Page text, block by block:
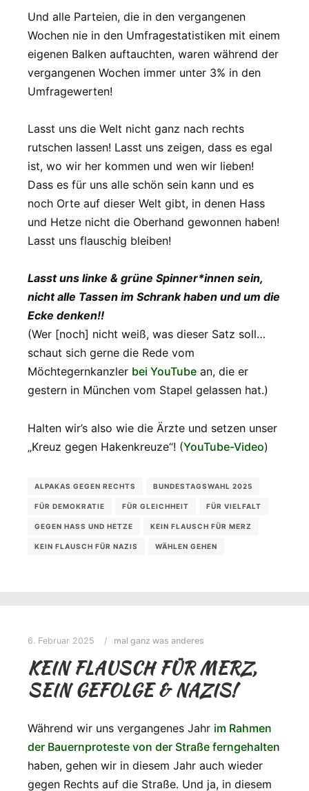
Und alle Parteien, die in den vergangenen
Wochen nie in den Umfragestatistiken mit einem
eigenen Balken auftauchten, waren während der
vergangenen Wochen immer unter 3% in den
Umfragewerten!
Lasst uns die Welt nicht ganz nach rechts
rutschen lassen! Lasst uns zeigen, dass es egal
ist, wo wir her kommen und wen wir lieben!
Dass es für uns alle schön sein kann und es
noch Orte auf dieser Welt gibt, in denen Hass
und Hetze nicht die Oberhand gewonnen haben!
Lasst uns flauschig bleiben!
Lasst uns linke & grüne Spinner*innen sein,
nicht alle Tassen im Schrank haben und um die
Ecke denken!!
(Wer [noch] nicht weiß, was dieser Satz soll…
schaut sich gerne die Rede vom
Möchtegernkanzler bei YouTube an, die er
gestern in München vom Stapel gelassen hat.)
Halten wir’s also wie die Ärzte und setzen unser
„Kreuz gegen Hakenkreuze“! (YouTube-Video)
ALPAKAS GEGEN RECHTS BUNDESTAGSWAHL 2025
FÜR DEMOKRATIE FÜR GLEICHHEIT FÜR VIELFALT
GEGEN HASS UND HETZE KEIN FLAUSCH FÜR MERZ
KEIN FLAUSCH FÜR NAZIS WÄHLEN GEHEN
6. Februar 2025 mal ganz was anderes
KEIN FLAUSCH FÜR MERZ,
SEIN GEFOLGE & NAZIS!
Während wir uns vergangenes Jahr im Rahmen
der Bauernproteste von der Straße ferngehalten
haben, gehen wir in diesem Jahr auch wieder
gegen Rechts auf die Straße. Und ja, in diesem